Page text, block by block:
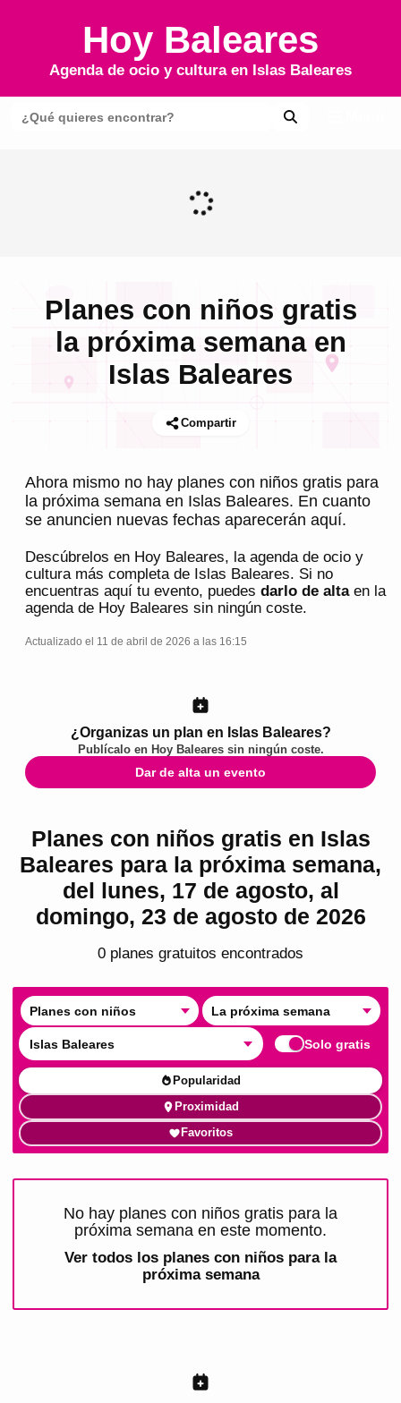
Hoy Baleares
Agenda de ocio y cultura en Islas Baleares
Planes con niños gratis
la próxima semana en
Islas Baleares
Compartir
Ahora mismo no hay planes con niños gratis para
la próxima semana en Islas Baleares. En cuanto
se anuncien nuevas fechas aparecerán aquí.
Descúbrelos en Hoy Baleares, la agenda de ocio y
cultura más completa de Islas Baleares. Si no
encuentras aquí tu evento, puedes darlo de altaen la
agenda de Hoy Baleares sin ningún coste.
Actualizado el 11 de abril de 2026 a las 16:15
¿Organizas un plan en Islas Baleares?
Publícalo en Hoy Balearessin ningún coste.
Dar de alta un evento
Planes con niños gratis en Islas
Baleares para la próxima semana,
del lunes, 17 de agosto, al
domingo, 23 de agosto de 2026
0 planes gratuitos encontrados
Planes con niños La próxima semana
Islas Baleares Solo gratis
Popularidad
Proximidad
Favoritos
No hay planes con niños gratis para la
próxima semana en este momento.
Ver todos los planes con niños para la
próxima semana